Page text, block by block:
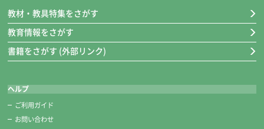
教材・教具特集をさがす
教育情報をさがす
書籍をさがす (外部リンク)
ヘルプ
ご利用ガイド
お問い合わせ